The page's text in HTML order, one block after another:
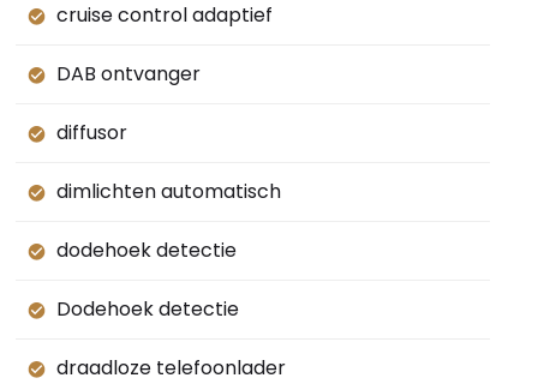
cruise control adaptief
DAB ontvanger
diffusor
dimlichten automatisch
dodehoek detectie
Dodehoek detectie
draadloze telefoonlader